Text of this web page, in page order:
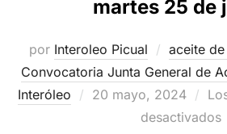
martes 25 de
por Interoleo Picual aceite
Convocatoria Junta General de
Interóleo
Publicado
20 mayo, 2024
desactivados